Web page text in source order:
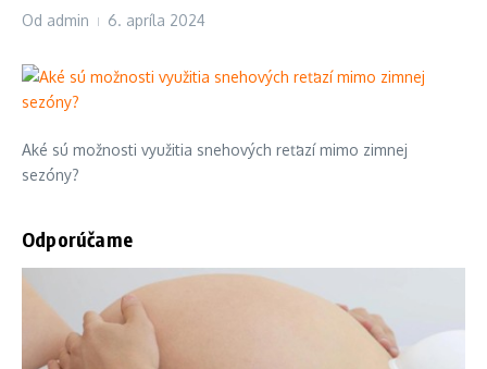
Od admin 6. apríla 2024
Aké sú možnosti využitia snehových reťazí mimo zimnej
sezóny?
Odporúčame